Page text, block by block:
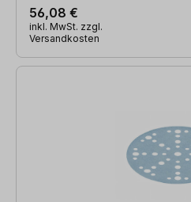
56,08 €
inkl. MwSt. zzgl.
Versandkosten